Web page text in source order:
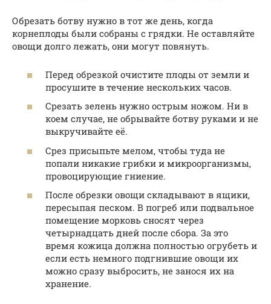
Обрезать ботву нужно в тот же день, когда
корнеплоды были собраны с грядки. Не оставляйте
овощи долго лежать, они могут повянуть.
Перед обрезкой очистите плоды от земли и
просушите в течение нескольких часов.
Срезать зелень нужно острым ножом. Ни в
коем случае, не обрывайте ботву руками и не
выкручивайте её.
Срез присыпьте мелом, чтобы туда не
попали никакие грибки и микроорганизмы,
провоцирующие гниение.
После обрезки овощи складывают в ящики,
пересыпая песком. В погреб или подвальное
помещение морковь сносят через
четырнадцать дней после сбора. За это
время кожица должна полностью огрубеть и
если есть немного подгнившие овощи их
можно сразу выбросить, не занося их на
хранение.